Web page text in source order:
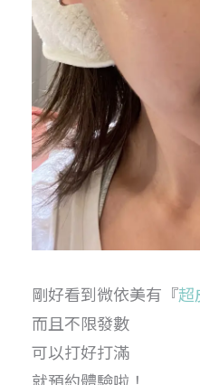
剛好看到微依美有『超
而且不限發數
可以打好打滿
就預約體驗啦！